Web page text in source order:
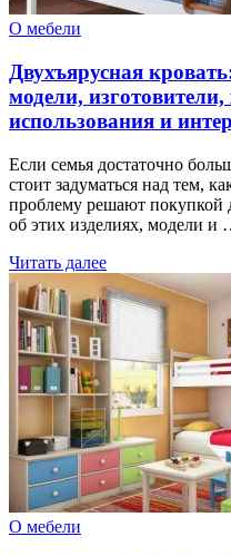
О мебели
Двухъярусная
модели,
использования и
Если семья достаточно
стоит задуматься над тем,
проблему решают покупкой
об этих изделиях, модели и
Читать далее
О мебели